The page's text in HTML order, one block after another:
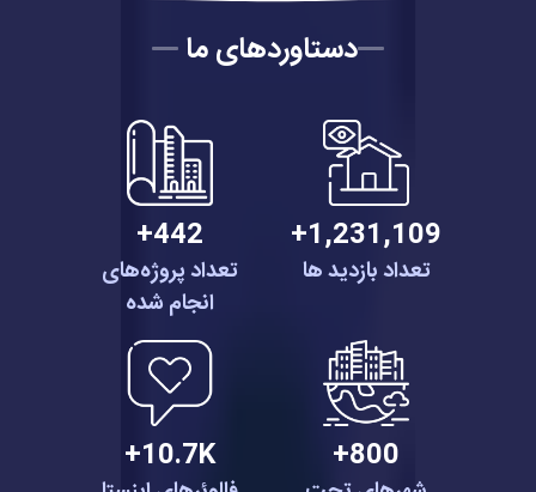
دستاوردهای ما
1,231,109+
تعداد بازدید ها
442+
تعداد پروژه‌های
انجام شده
800+
10.7K+